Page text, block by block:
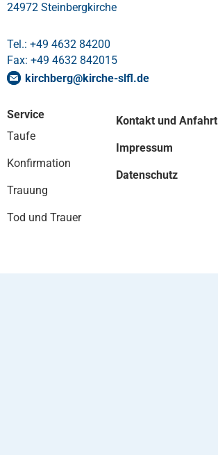
24972 Steinbergkirche
Tel.: +49 4632 84200
Fax: +49 4632 842015
kirchberg@kirche-slfl.de
Service
Taufe
Konfirmation
Trauung
Tod und Trauer
Kontakt und Anfahrt
Impressum
Datenschutz